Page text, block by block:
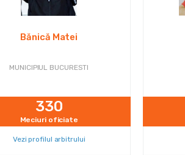
Bănică Matei
MUNICIPIUL BUCURESTI
330
Meciuri oficiate
Vezi profilul arbitrului